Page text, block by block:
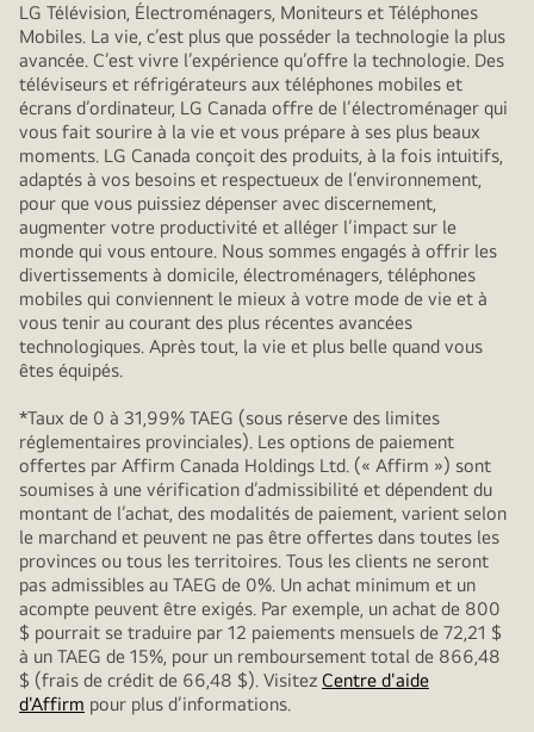
LG Télévision, Électroménagers, Moniteurs et Téléphones
Mobiles. La vie, c’est plus que posséder la technologie la plus
avancée. C’est vivre l’expérience qu’offre la technologie. Des
téléviseurs et réfrigérateurs aux téléphones mobiles et
écrans d’ordinateur, LG Canada offre de l’électroménager qui
vous fait sourire à la vie et vous prépare à ses plus beaux
moments. LG Canada conçoit des produits, à la fois intuitifs,
adaptés à vos besoins et respectueux de l’environnement,
pour que vous puissiez dépenser avec discernement,
augmenter votre productivité et alléger l’impact sur le
monde qui vous entoure. Nous sommes engagés à offrir les
divertissements à domicile, électroménagers, téléphones
mobiles qui conviennent le mieux à votre mode de vie et à
vous tenir au courant des plus récentes avancées
technologiques. Après tout, la vie et plus belle quand vous
êtes équipés.
*Taux de 0 à 31,99% TAEG (sous réserve des limites
réglementaires provinciales). Les options de paiement
offertes par Affirm Canada Holdings Ltd. (« Affirm ») sont
soumises à une vérification d’admissibilité et dépendent du
montant de l’achat, des modalités de paiement, varient selon
le marchand et peuvent ne pas être offertes dans toutes les
provinces ou tous les territoires. Tous les clients ne seront
pas admissibles au TAEG de 0%. Un achat minimum et un
acompte peuvent être exigés. Par exemple, un achat de 800
$ pourrait se traduire par 12 paiements mensuels de 72,21 $
à un TAEG de 15%, pour un remboursement total de 866,48
$ (frais de crédit de 66,48 $). Visitez Centre d'aide
d'Affirm pour plus d’informations.